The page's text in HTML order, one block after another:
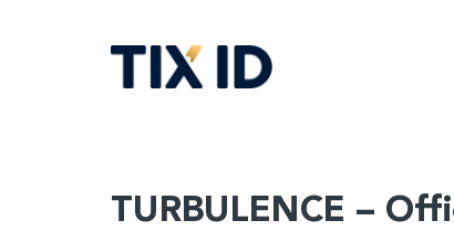
TURBULENCE –